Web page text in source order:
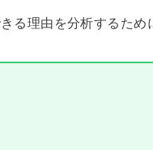
る理由を分析するため